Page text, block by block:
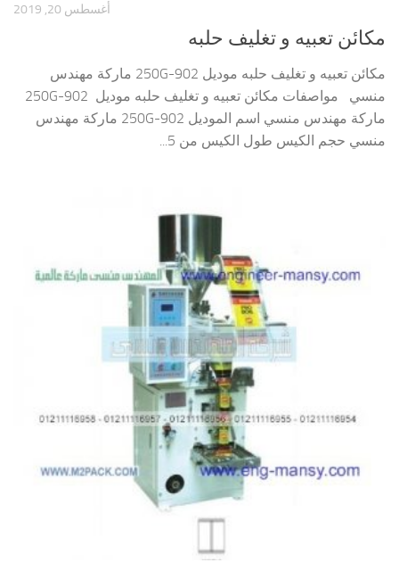
أغسطس 20, 2019
مكائن تعبيه و تغليف حلبه
مكائن تعبيه و تغليف حلبه موديل 902-250G ماركة مهندس
منسي مواصفات مكائن تعبيه و تغليف حلبه موديل 902-250G
ماركة مهندس منسي اسم الموديل 902-250G ماركة مهندس
منسي حجم الكيس طول الكيس من 5...